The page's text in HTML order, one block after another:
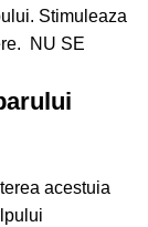
Stimuleaza
NU SE
acestuia